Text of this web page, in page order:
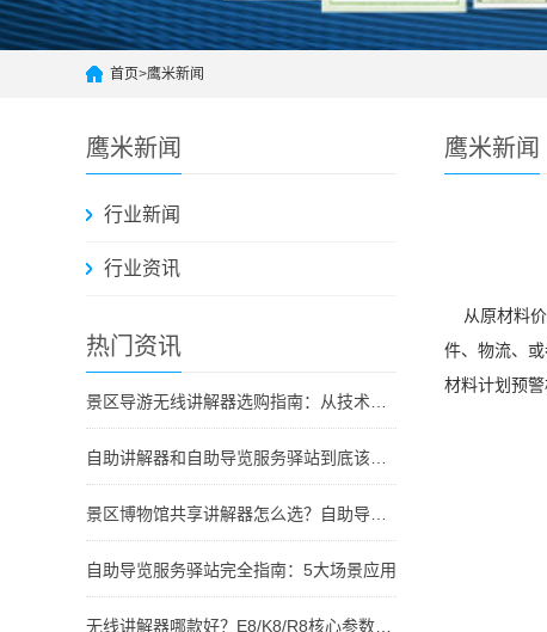
首页>鹰米新闻
鹰米新闻
行业新闻
行业资讯
热门资讯
自助导览服务驿站完全指南：5大场景应用
鹰米新闻
从原材料价
件、物流、
材料计划预警